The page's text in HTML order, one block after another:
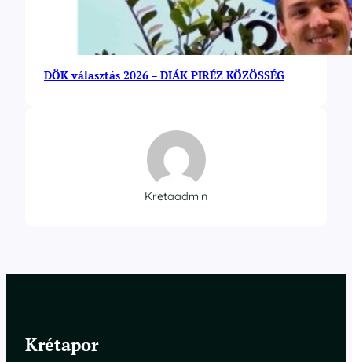
DÖK választás 2026 – DIÁK PIRÉZ KÖZÖSSÉG
Kretaadmin
Krétapor